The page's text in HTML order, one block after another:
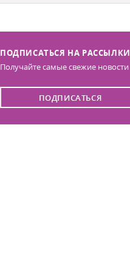
ПОДПИСАТЬСЯ НА РАССЫЛКИ
Получайте самые свежие новости
ПОДПИСАТЬСЯ